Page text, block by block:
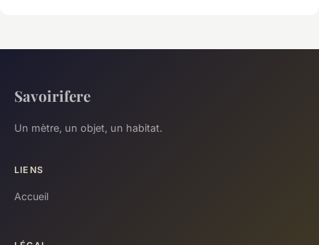
Savoirifere
Un mètre, un objet, un habitat.
LIENS
Accueil